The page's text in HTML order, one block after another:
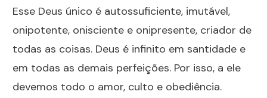
Esse Deus único é autossuficiente, imutável,
onipotente, onisciente e onipresente, criador de
todas as coisas. Deus é infinito em santidade e
em todas as demais perfeições. Por isso, a ele
devemos todo o amor, culto e obediência.